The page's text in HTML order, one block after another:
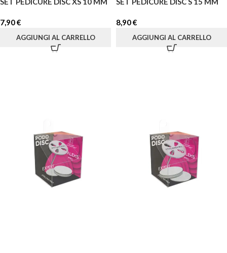
7,90€
AGGIUNGI AL CARRELLO
8,90€
AGGIUNGI AL CARRELLO